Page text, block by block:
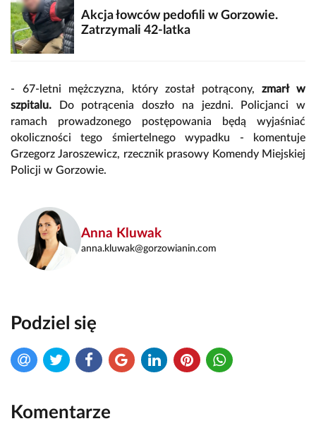
Akcja łowców pedofili w Gorzowie.
Zatrzymali 42-latka
- 67-letni mężczyzna, który został potrącony, zmarł w
szpitalu.
Do potrącenia doszło na jezdni. Policjanci w
ramach prowadzonego postępowania będą wyjaśniać
okoliczności tego śmiertelnego wypadku - komentuje
Grzegorz Jaroszewicz, rzecznik prasowy Komendy Miejskiej
Policji w Gorzowie.
Anna Kluwak
anna.kluwak@gorzowianin.com
Podziel się
Komentarze